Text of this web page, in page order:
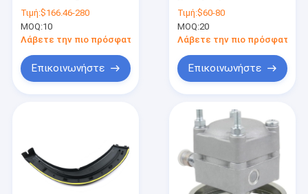
BK3Q6K682PC
BK3Q6K682PB Turbo
για Ford Transit 2.2
CVR5
Τιμή:$166.46-280
MOQ:10
Λάβετε την πιο πρόσφατη τιμή
Επικοινωνήστε
NC19 1007 CA
1689810
Τιμή:$60-80
MOQ:20
Λάβετε την πιο πρόσφατη
Επικοινωνήστε